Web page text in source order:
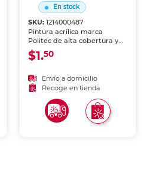
En stock
SKU: 1214000487
Pintura acrílica marca
Politec de alta cobertura y
secado rápido. Colores
intensos para lienzo,
manualidades. Resistente al
agua una vez seca.
$1.50
Envío a domicilio
Recoge en tienda